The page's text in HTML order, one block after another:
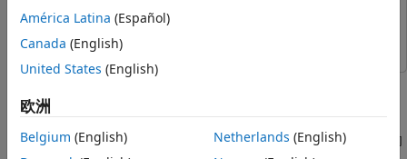
另请参阅
Simulink Real-Time
Simulink Real-Time
该模型展示了 FIFO 读取二进制模块处理被中断且仅部分完成消息
的能力。这是最糟糕的情况示例，其中每条消息都会被中断。
分段消息构造器子系统包含在每个时间步仅准备并发送消息部分内
América Latina (Español)
Canada (English)
United States (English)
欧洲
Belgium (English)
Netherlands (English)